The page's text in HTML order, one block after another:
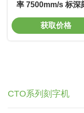
率 7500mm/s 标深
0.01-0.5mm 电压
寿命长
获取价格
CTO系列刻字机